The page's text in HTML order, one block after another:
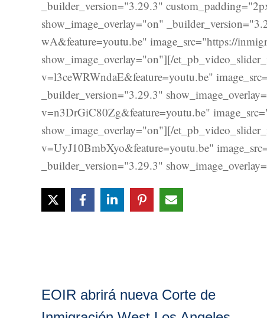
_builder_version="3.29.3"
show_image_overlay="on"
wA&feature=youtu.be" image_src="https://
show_image_overlay="on"][/
v=l3ceWRWndaE&feature=youtu.be"
_builder_version="3.29.3"
v=n3DrGiC80Zg&feature=youtu.be"
show_image_overlay="on"][/
v=UyJ10BmbXyo&feature=youtu.be"
_builder_version="3.29.3"
EOIR abrirá nueva Corte de